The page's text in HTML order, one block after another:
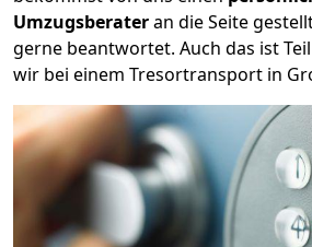
Umzugsberateran die Seite
gerne beantwortet. Auch das ist
wir bei einem Tresortransport in